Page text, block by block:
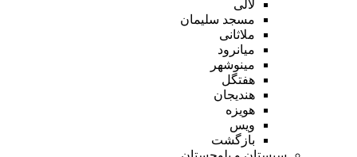
لالی
مسجد سلیمان
ملاثانی
میانرود
مینوشهر
هفتگل
هندیجان
هویزه
ویس
بازگشت